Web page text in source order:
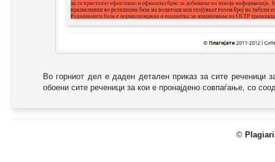
Во горниот дел е даден детален приказ за сите реченици
обоени сите реченици за кои е пронајдено совпаѓање, со
©